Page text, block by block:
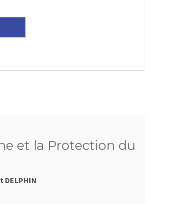
et la Protection du
DELPHIN